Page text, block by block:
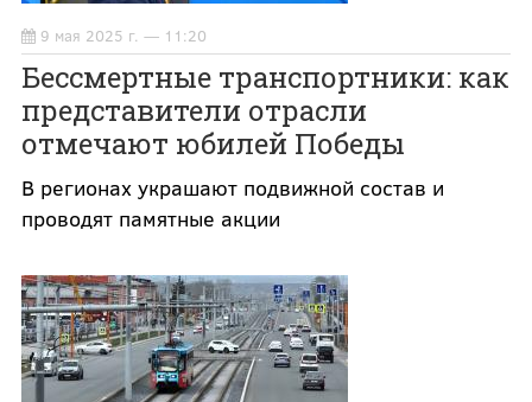
9 мая 2025 г. — 11:20
Бессмертные транспортники: как
представители отрасли
отмечают юбилей Победы
В регионах украшают подвижной состав и
проводят памятные акции